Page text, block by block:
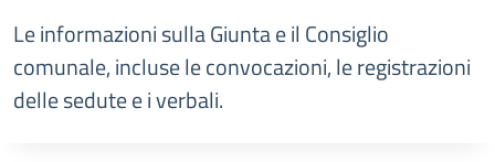
Le informazioni sulla Giunta e il Consiglio
comunale, incluse le convocazioni, le registrazioni
delle sedute e i verbali.